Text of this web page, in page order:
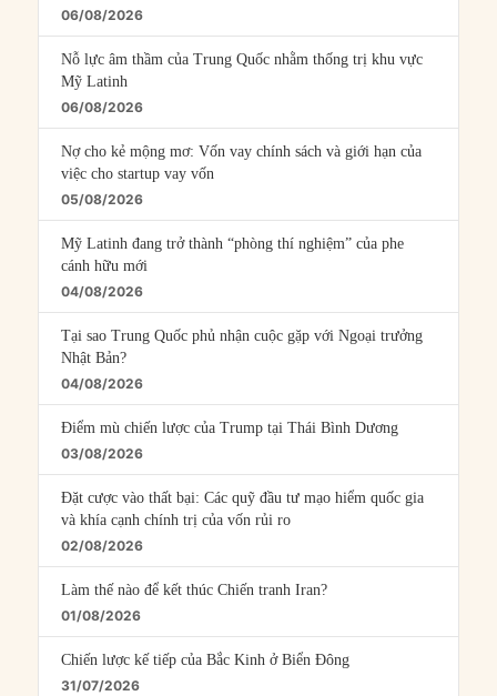
06/08/2026
Nỗ lực âm thầm của Trung Quốc nhằm thống trị khu vực
Mỹ Latinh
06/08/2026
Nợ cho kẻ mộng mơ: Vốn vay chính sách và giới hạn của
việc cho startup vay vốn
05/08/2026
Mỹ Latinh đang trở thành “phòng thí nghiệm” của phe
cánh hữu mới
04/08/2026
Tại sao Trung Quốc phủ nhận cuộc gặp với Ngoại trưởng
Nhật Bản?
04/08/2026
Điểm mù chiến lược của Trump tại Thái Bình Dương
03/08/2026
Đặt cược vào thất bại: Các quỹ đầu tư mạo hiểm quốc gia
và khía cạnh chính trị của vốn rủi ro
02/08/2026
Làm thế nào để kết thúc Chiến tranh Iran?
01/08/2026
Chiến lược kế tiếp của Bắc Kinh ở Biển Đông
31/07/2026